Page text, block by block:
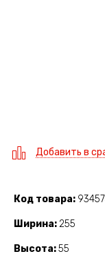
Добавить в
Код товара
Ширина 255
Высота 55